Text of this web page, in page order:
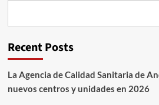
Recent Posts
La Agencia de Calidad Sanitaria de
nuevos centros y unidades en 2026